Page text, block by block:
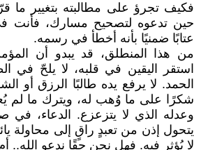
فكيف تجرؤ على مطالبته بتغيير ما
حين تدعوه لتصحيح مسارك، فأنت
عتابًا ضمنيًا بأنه أخطأ في رسمه.
من هذا المنطلق، قد يبدو أن
استقر اليقين في قلبه، لا يلحّ في
الحمد. لا يرفع يده طالبًا الرزق أو
شكرًا على ما وُهب له، ويترك ما لم
وعدله الذي لا يتزعزع. الدعاء، في
يتحول إذن من تعبدٍ راقٍ إلى محاولة
لا يُؤثر فيه. فهل نحن حقًا ندعو الله..